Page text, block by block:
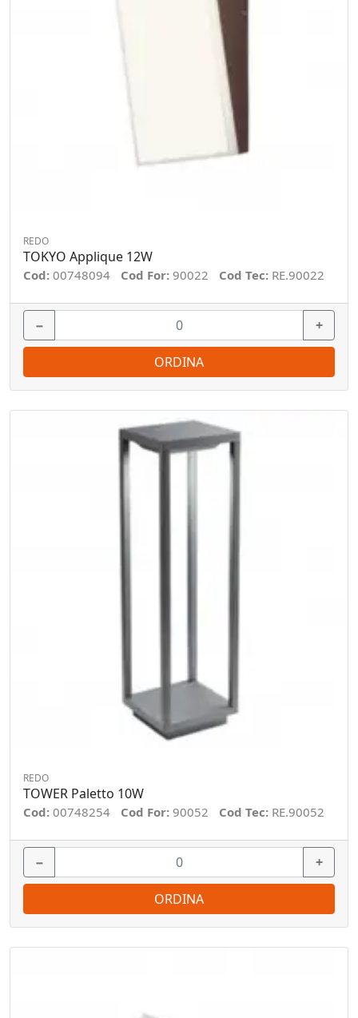
REDO
TOKYO Applique 12W
Cod: 00748094 Cod For: 90022 Cod Tec: RE.90022
− +
ORDINA
REDO
TOWER Paletto 10W
Cod: 00748254 Cod For: 90052 Cod Tec: RE.90052
− +
ORDINA